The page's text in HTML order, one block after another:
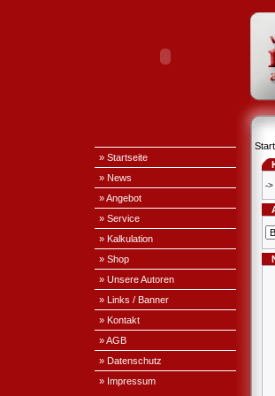
» Startseite
» News
» Angebot
» Service
» Kalkulation
» Shop
» Unsere Autoren
» Links / Banner
» Kontakt
» AGB
» Datenschutz
» Impressum
->